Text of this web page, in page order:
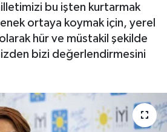
bu işten kurtarmak
ortaya koymak için, yerel
hür ve müstakil şekilde
bizi değerlendirmesini